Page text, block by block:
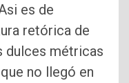
es de
retórica de
dulces métricas
no llegó en